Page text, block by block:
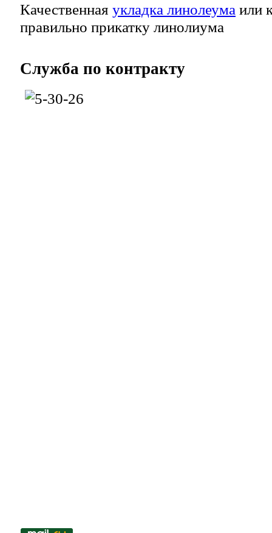
Качественная укладка линолеума или
правильно прикатку линолиума
Служба по контракту